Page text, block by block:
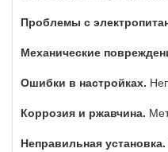
Проблемы с
Механические
Ошибки в настройках.
Коррозия и ржавчина.
Неправильная установка.